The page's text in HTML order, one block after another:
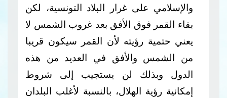
والإسلامي على غرار البلاد التونسية، لكن
بقاء القمر فوق الأفق بعد غروب الشمس لا
يعني حتمية رؤيته لأن القمر سيكون قريبا
من الشمس والأفق في العديد من هذه
الدول وبذلك لن يستجيب إلى شروط
إمكانية رؤية الهلال، بالنسبة لأغلب البلدان